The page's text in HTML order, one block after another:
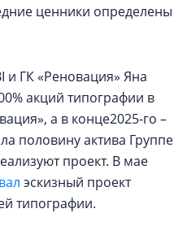
ценники определены
и ГК «Реновация» Яна
акций типографии в
а в конце2025-го –
половину актива Группе
проект. В мае
эскизный проект
типографии.